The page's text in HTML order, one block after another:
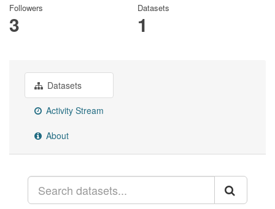
Followers
3
Datasets
1
Datasets
Activity Stream
About